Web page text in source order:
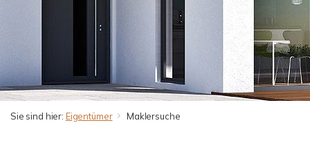
Sie sind hier: Eigentümer Maklersuche